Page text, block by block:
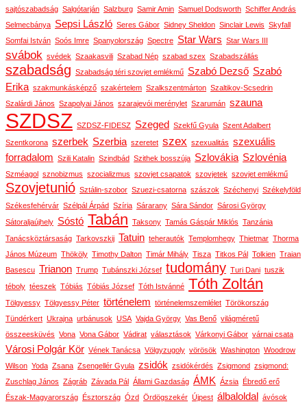
sajtószabadság Salgótarján Salzburg Samir Amin Samuel Dodsworth Schiffer András
Selmecbánya Sepsi László Seres Gábor Sidney Sheldon Sinclair Lewis Skyfall
Somfai István Soós Imre Spanyolország Spectre Star Wars Star Wars III
svábok svédek Szaakasvili Szabad Nép szabad szex Szabadszállás
szabadság Szabadság téri szovjet emlékmű Szabó Dezső Szabó
Erika szakmunkásképző szakértelem Szalkszentmárton Szaltikov-Scsedrin
Szalárdi János Szapolyai János szarajevói merénylet Szarumán szauna
SZDSZ SZDSZ-FIDESZ Szeged Szekfű Gyula Szent Adalbert
Szentkorona szerbek Szerbia szeretet szex szexualitás szexuális
forradalom Szili Katalin Szindbád Szithek bosszúja Szlovákia Szlovénia
Szméagol sznobizmus szocializmus szovjet csapatok szovjetek szovjet emlékmű
Szovjetunió Sztálin-szobor Szuezi-csatorna szászok Széchenyi Székelyföld
Székesfehérvár Szélpál Árpád Szíria Sárarany Sára Sándor Sárosi György
Sátoraljaújhely Sóstó Tabán Taksony Tamás Gáspár Miklós Tanzánia
Tanácsköztársaság Tarkovszkij Tatuin teherautók Templomhegy Thietmar Thorma
János Múzeum Thököly Timothy Dalton Timár Mihály Tisza Titkos Pál Tolkien Traian
Basescu Trianon Trump Tubánszki József tudomány Turi Dani tuszik
téboly téeszek Tóbiás Tóbiás József Tóth Istvánné Tóth Zoltán
Tölgyessy Tölgyessy Péter történelem történelemszemlélet Törökország
Tündérkert Ukrajna urbánusok USA Vajda György Vas Benő világméretű
összeesküvés Vona Vona Gábor Vádirat választások Várkonyi Gábor várnai csata
Városi Polgár Kör Vének Tanácsa Völgyzugoly vörösök Washington Woodrow
Wilson Yoda Zsana Zsengellér Gyula zsidók zsidókérdés Zsigmond zsigmond:
Zuschlag János Zágráb Závada Pál Állami Gazdaság ÁMK Ázsia Ébredő erő
Észak-Magyarország Észtország Ózd Ördögszekér Újpest álbaloldal
ávósok